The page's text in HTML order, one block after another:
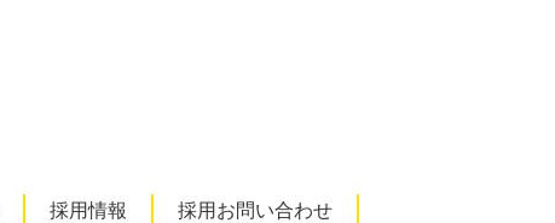
採用情報 採用お問い合わせ